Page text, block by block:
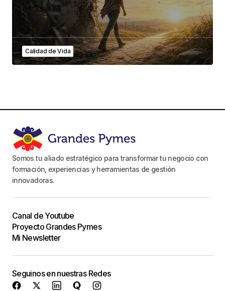
Calidad de Vida
Somos tu aliado estratégico para transformar tu negocio con
formación, experiencias y herramientas de gestión
innovadoras.
Canal de Youtube
Proyecto Grandes Pymes
Mi Newsletter
Seguinos en nuestras Redes